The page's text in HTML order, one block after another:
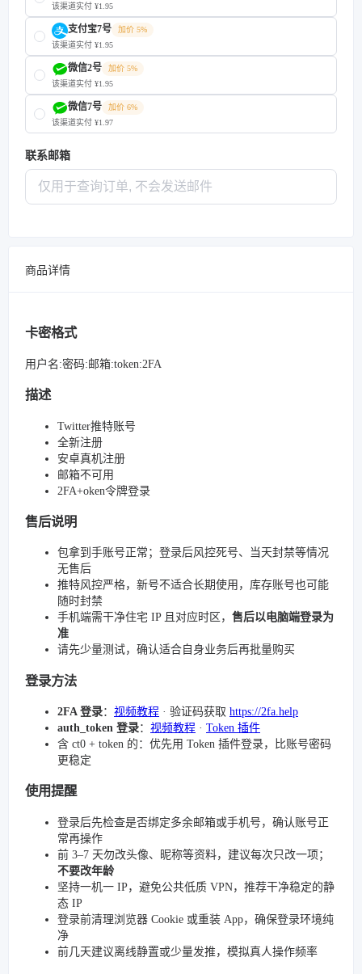
该渠道实付 ¥1.95
支付宝7号
加价 5%
该渠道实付 ¥1.95
微信2号
加价 5%
该渠道实付 ¥1.95
微信7号
加价 6%
该渠道实付 ¥1.97
联系邮箱
商品详情
卡密格式
用户名:密码:邮箱:token:2FA
描述
Twitter推特账号
全新注册
安卓真机注册
邮箱不可用
2FA+oken令牌登录
售后说明
包拿到手账号正常；登录后风控死号、当天封禁等情况
无售后
推特风控严格，新号不适合长期使用，库存账号也可能
随时封禁
手机端需干净住宅 IP 且对应时区， 售后以电脑端登录为
准
请先少量测试，确认适合自身业务后再批量购买
登录方法
2FA 登录： 视频教程 · 验证码获取 https://2fa.help
auth_token 登录： 视频教程 · Token 插件
含 ct0 + token 的：优先用 Token 插件登录，比账号密码
更稳定
使用提醒
登录后先检查是否绑定多余邮箱或手机号，确认账号正
常再操作
前 3–7 天勿改头像、昵称等资料，建议每次只改一项；
不要改年龄
坚持一机一 IP，避免公共低质 VPN，推荐干净稳定的静
态 IP
登录前清理浏览器 Cookie 或重装 App，确保登录环境纯
净
前几天建议离线静置或少量发推，模拟真人操作频率